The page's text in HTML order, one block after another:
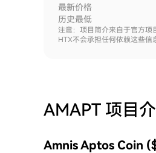
最新价格
历史最低
注意：项目简介来自于官方项
HTX不会承担任何依赖这些信
AMAPT 项目
Amnis Aptos Coin